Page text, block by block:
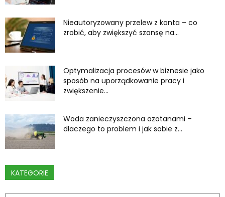
Nieautoryzowany przelew z konta – co
zrobić, aby zwiększyć szansę na...
Optymalizacja procesów w biznesie jako
sposób na uporządkowanie pracy i
zwiększenie...
Woda zanieczyszczona azotanami –
dlaczego to problem i jak sobie z...
KATEGORIE
Kategorie